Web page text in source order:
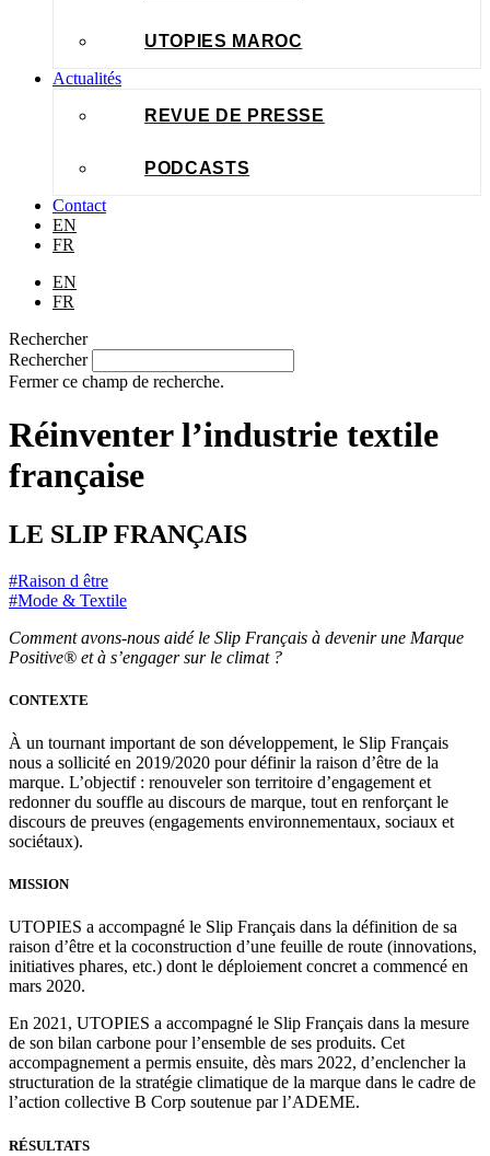
UTOPIES MAROC
Actualités
REVUE DE PRESSE
PODCASTS
Contact
EN
FR
EN
FR
Rechercher
Rechercher
Fermer ce champ de recherche.
Réinventer l’industrie textile
française
LE SLIP FRANÇAIS
#Raison d être
#Mode & Textile
Comment avons-nous aidé le Slip Français à devenir une Marque
Positive® et à s’engager sur le climat ?
CONTEXTE
À un tournant important de son développement, le Slip Français
nous a sollicité en 2019/2020 pour définir la raison d’être de la
marque. L’objectif : renouveler son territoire d’engagement et
redonner du souffle au discours de marque, tout en renforçant le
discours de preuves (engagements environnementaux, sociaux et
sociétaux).
MISSION
UTOPIES a accompagné le Slip Français dans la définition de sa
raison d’être et la coconstruction d’une feuille de route (innovations,
initiatives phares, etc.) dont le déploiement concret a commencé en
mars 2020.
En 2021, UTOPIES a accompagné le Slip Français dans la mesure
de son bilan carbone pour l’ensemble de ses produits. Cet
accompagnement a permis ensuite, dès mars 2022, d’enclencher la
structuration de la stratégie climatique de la marque dans le cadre de
l’action collective B Corp soutenue par l’ADEME.
RÉSULTATS